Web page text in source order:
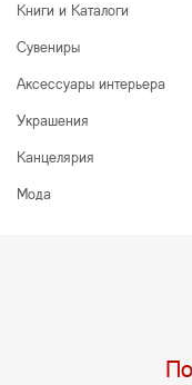
Книги и Каталоги
Сувениры
Аксессуары интерьера
Украшения
Канцелярия
Мода